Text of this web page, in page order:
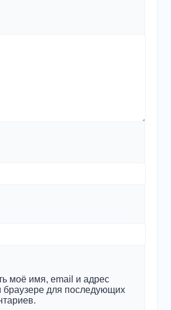
моё имя, email и адрес
браузере для последующих